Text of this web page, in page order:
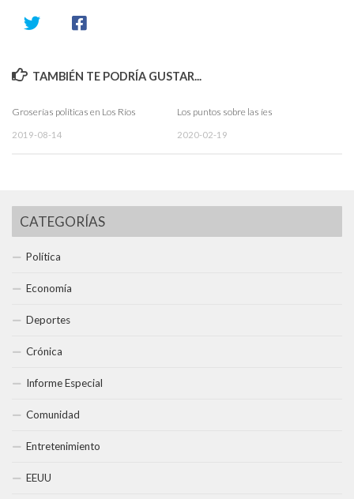
TAMBIÉN TE PODRÍA GUSTAR...
Groserías políticas en Los Ríos
2019-08-14
Los puntos sobre las íes
2020-02-19
CATEGORÍAS
Política
Economía
Deportes
Crónica
Informe Especial
Comunidad
Entretenimiento
EEUU